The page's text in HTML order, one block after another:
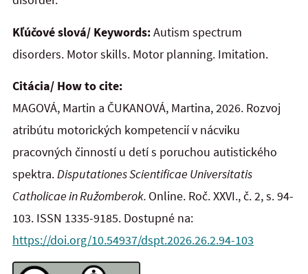
Kľúčové slová/ Keywords:Autism spectrum
disorders. Motor skills. Motor planning. Imitation.
Citácia/ How to cite:
MAGOVÁ, Martin a ČUKANOVÁ, Martina, 2026. Rozvoj
atribútu motorických kompetencií v nácviku
pracovných činností u detí s poruchou autistického
spektra.Disputationes Scientificae Universitatis
Catholicae in Ružomberok. Online. Roč. XXVI., č. 2, s. 94-
103. ISSN 1335-9185. Dostupné na:
https://doi.org/10.54937/dspt.2026.26.2.94-103